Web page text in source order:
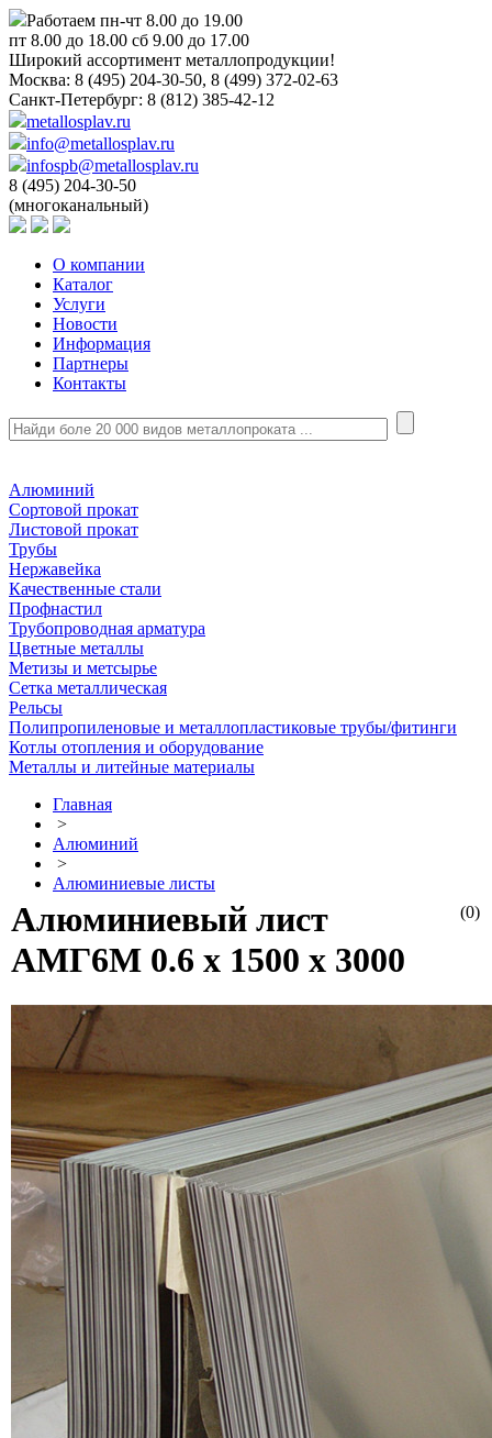
Работаем пн-чт 8.00 до 19.00
пт 8.00 до 18.00 сб 9.00 до 17.00
Широкий ассортимент металлопродукции!
Москва: 8 (495) 204-30-50, 8 (499) 372-02-63
Санкт-Петербург: 8 (812) 385-42-12
metallosplav.ru
info@metallosplav.ru
infospb@metallosplav.ru
8 (495) 204-30-50
(многоканальный)
О компании
Каталог
Услуги
Новости
Информация
Партнеры
Контакты
Алюминий
Сортовой прокат
Листовой прокат
Трубы
Нержавейка
Качественные стали
Профнастил
Трубопроводная арматура
Цветные металлы
Метизы и метсырье
Сетка металлическая
Рельсы
Полипропиленовые и металлопластиковые трубы/фитинги
Котлы отопления и оборудование
Металлы и литейные материалы
Главная
>
Алюминий
>
Алюминиевые листы
(0)
Алюминиевый лист
АМГ6М 0.6 х 1500 х 3000